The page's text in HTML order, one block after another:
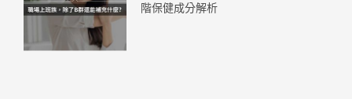
階保健成分解析